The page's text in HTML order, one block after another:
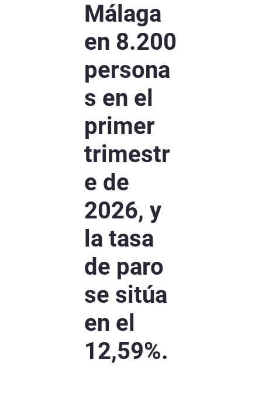
Málaga
en 8.200
persona
s en el
primer
trimestr
e de
2026, y
la tasa
de paro
se sitúa
en el
12,59%.